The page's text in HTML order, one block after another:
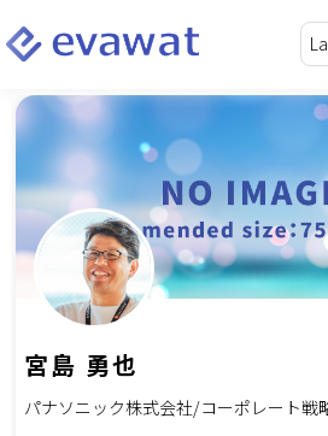
宮島 勇也
パナソニック株式会社/コーポレート戦